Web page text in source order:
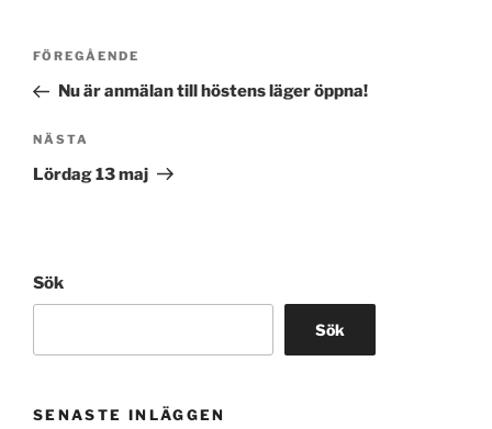
Inläggsnavigering
Föregående
inlägg
FÖREGÅENDE
Nu är anmälan till höstens läger öppna!
Nästa
inlägg
NÄSTA
Lördag 13 maj
Sök
Sök
SENASTE INLÄGGEN